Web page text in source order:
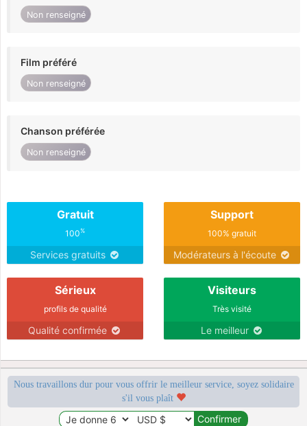
Non renseigné
Film préféré
Non renseigné
Chanson préférée
Non renseigné
Gratuit
100%
Services gratuits
Support
100% gratuit
Modérateurs à l'écoute
Sérieux
profils de qualité
Qualité confirmée
Visiteurs
Très visité
Le meilleur
Nous travaillons dur pour vous offrir le meilleur service, soyez solidaire
s'il vous plaît